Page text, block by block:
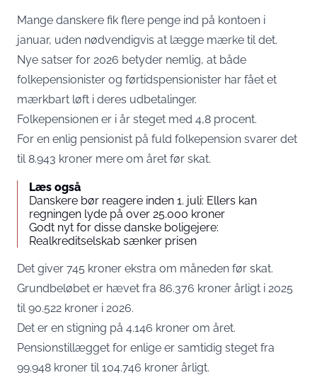
Mange danskere fik flere penge ind på kontoen i
januar, uden nødvendigvis at lægge mærke til det.
Nye satser for 2026 betyder nemlig, at både
folkepensionister og førtidspensionister har fået et
mærkbart løft i deres udbetalinger.
Folkepensionen er i år steget med 4,8 procent.
For en enlig pensionist på fuld folkepension svarer det
til 8.943 kroner mere om året før skat.
Læs også
Danskere bør reagere inden 1. juli: Ellers kan
regningen lyde på over 25.000 kroner
Godt nyt for disse danske boligejere:
Realkreditselskab sænker prisen
Det giver 745 kroner ekstra om måneden før skat.
Grundbeløbet er hævet fra 86.376 kroner årligt i 2025
til 90.522 kroner i 2026.
Det er en stigning på 4.146 kroner om året.
Pensionstillægget for enlige er samtidig steget fra
99.948 kroner til 104.746 kroner årligt.